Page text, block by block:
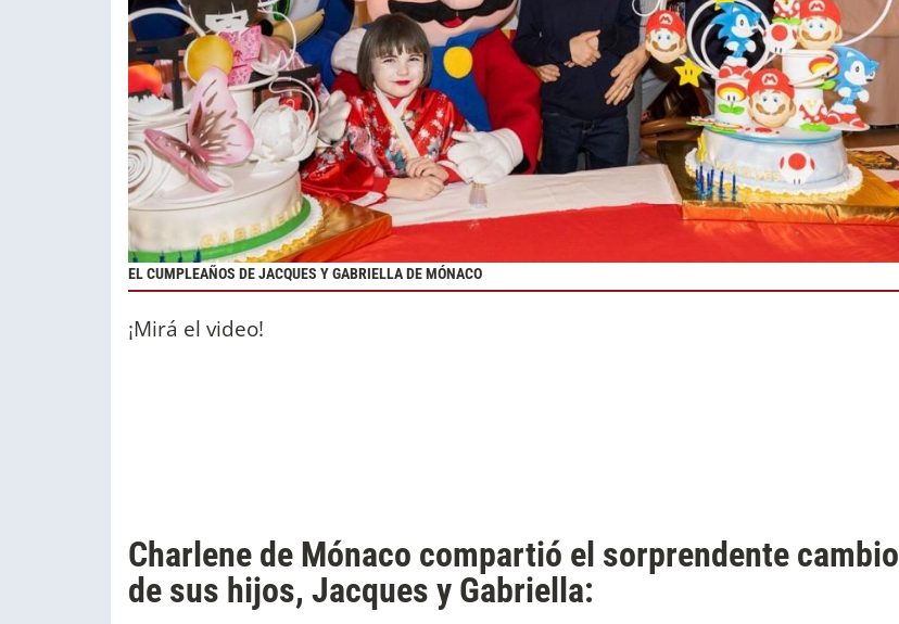
EL CUMPLEAÑOS DE JACQUES Y GABRIELLA DE MÓNACO
¡Mirá el video!
Charlene de Mónaco compartió el sorprendente cambio
de sus hijos, Jacques y Gabriella: